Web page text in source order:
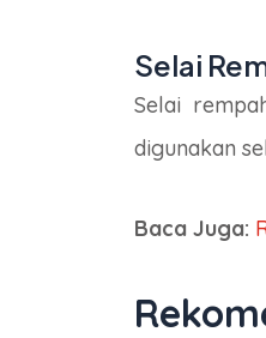
Selai
Selai
digunakan
Baca Juga: